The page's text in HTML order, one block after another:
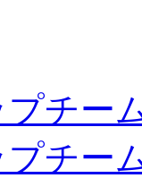
プチー
プチー